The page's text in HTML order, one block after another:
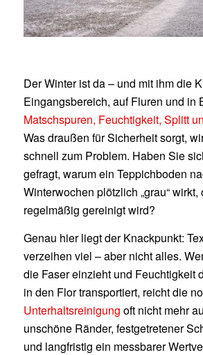
Der Winter ist da – und mit ihm die
Eingangsbereich, auf Fluren und in
Matschspuren, Feuchtigkeit, Splitt
Was draußen für Sicherheit sorgt,
schnell zum Problem. Haben Sie
gefragt, warum ein Teppichboden
Winterwochen plötzlich „grau“
regelmäßig gereinigt wird?
Genau hier liegt der Knackpunkt:
verzeihen viel – aber nicht alles.
die Faser einzieht und Feuchtigkeit
in den Flor transportiert, reicht die
Unterhaltsreinigung oft nicht mehr
unschöne Ränder, festgetretener
und langfristig ein messbarer